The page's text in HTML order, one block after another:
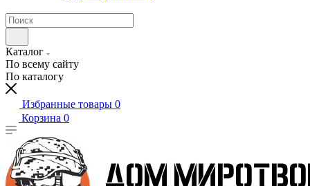
Каталог
По всему сайту
По каталогу
Избранные товары 0
Корзина 0